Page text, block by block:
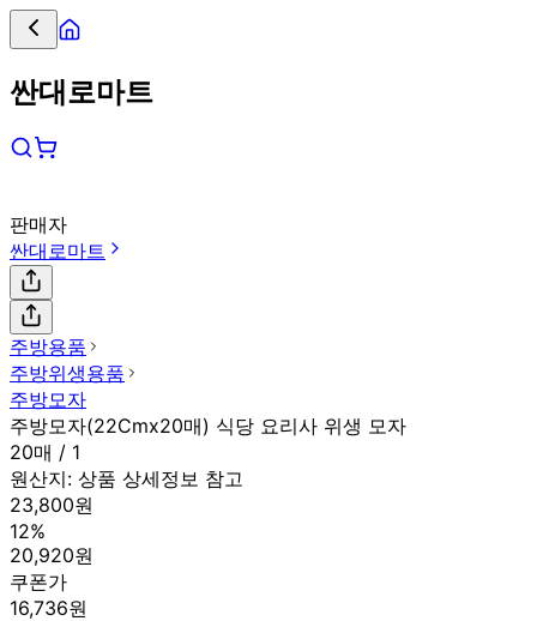
싼대로마트
판매자
싼대로마트
주방용품
주방위생용품
주방모자
주방모자(22Cmx20매) 식당 요리사 위생 모자
20매 / 1
원산지: 상품 상세정보 참고
23,800원
12%
20,920원
쿠폰가
16,736원